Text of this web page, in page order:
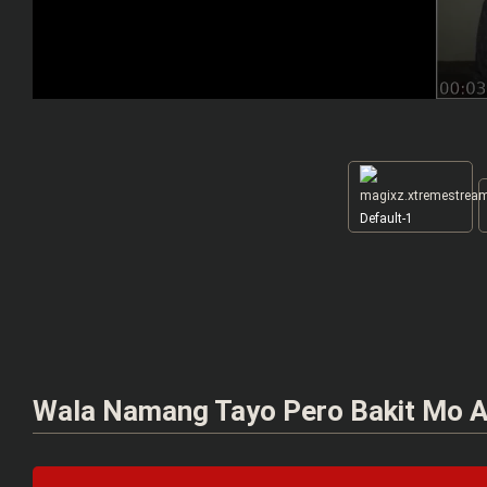
Default-1
Wala Namang Tayo Pero Bakit Mo